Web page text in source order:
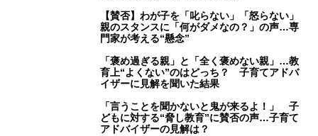
【賛否】わが子を「叱らない」「怒らない」
親のスタンスに「何がダメなの？」の声…専
門家が考える“懸念”
「褒め過ぎる親」と「全く褒めない親」…教
育上“よくない”のはどっち？ 子育てアドバ
イザーに見解を聞いた結果
「言うことを聞かないと鬼が来るよ！」 子
どもに対する“脅し教育”に賛否の声…子育て
アドバイザーの見解は？